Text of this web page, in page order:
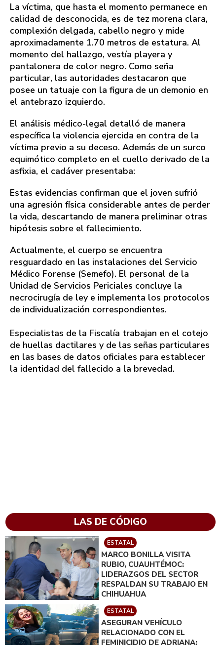
La víctima, que hasta el momento permanece en
calidad de desconocida, es de tez morena clara,
complexión delgada, cabello negro y mide
aproximadamente 1.70 metros de estatura. Al
momento del hallazgo, vestía playera y
pantalonera de color negro. Como seña
particular, las autoridades destacaron que
posee un tatuaje con la figura de un demonio en
el antebrazo izquierdo.
El análisis médico-legal detalló de manera
específica la violencia ejercida en contra de la
víctima previo a su deceso. Además de un surco
equimótico completo en el cuello derivado de la
asfixia, el cadáver presentaba:
Estas evidencias confirman que el joven sufrió
una agresión física considerable antes de perder
la vida, descartando de manera preliminar otras
hipótesis sobre el fallecimiento.
Actualmente, el cuerpo se encuentra
resguardado en las instalaciones del Servicio
Médico Forense (Semefo). El personal de la
Unidad de Servicios Periciales concluye la
necrocirugía de ley e implementa los protocolos
de individualización correspondientes.
Especialistas de la Fiscalía trabajan en el cotejo
de huellas dactilares y de las señas particulares
en las bases de datos oficiales para establecer
la identidad del fallecido a la brevedad.
LAS DE CÓDIGO
ESTATAL
MARCO BONILLA VISITA
RUBIO, CUAUHTÉMOC:
LIDERAZGOS DEL SECTOR
RESPALDAN SU TRABAJO EN
CHIHUAHUA
ESTATAL
ASEGURAN VEHÍCULO
RELACIONADO CON EL
FEMINICIDIO DE ADRIANA;